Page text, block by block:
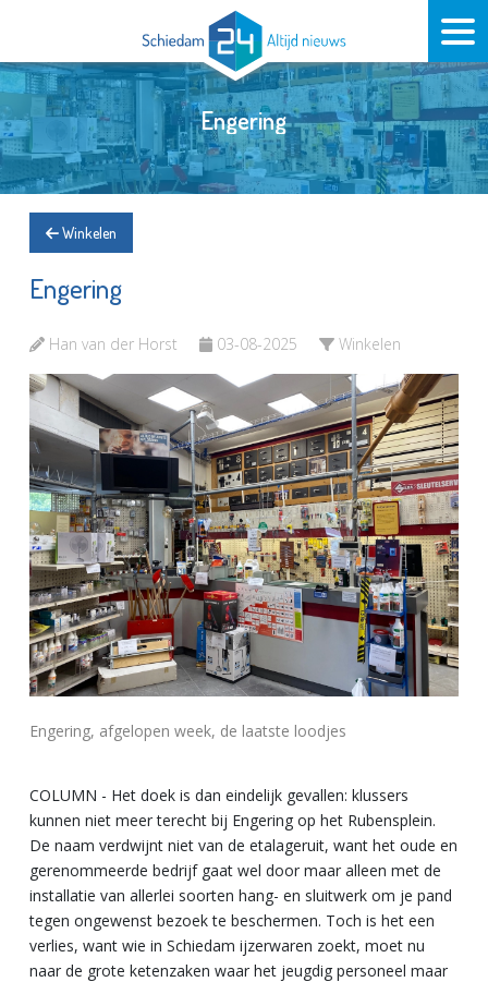
Engering
Winkelen
Engering
Han van der Horst 03-08-2025 Winkelen
Engering, afgelopen week, de laatste loodjes
COLUMN - Het doek is dan eindelijk gevallen: klussers
kunnen niet meer terecht bij Engering op het Rubensplein.
De naam verdwijnt niet van de etalageruit, want het oude en
gerenommeerde bedrijf gaat wel door maar alleen met de
installatie van allerlei soorten hang- en sluitwerk om je pand
tegen ongewenst bezoek te beschermen. Toch is het een
verlies, want wie in Schiedam ijzerwaren zoekt, moet nu
naar de grote ketenzaken waar het jeugdig personeel maar